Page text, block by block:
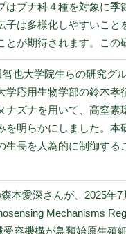
ブナ科４種を対象に
は多様化しやすいこ
が期待されます。この
也大学院生らの研究グ
応用生物学部の鈴木
ズナを用いて、高窒
明らかにしました。
長を人為的に制御す
本愛深さんが、2025
Mechanisms
容機構が鳥類始原生